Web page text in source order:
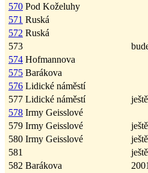
570 Pod Koželuhy
571 Ruská
572 Ruská
573
574 Hofmannova
575 Barákova
576 Lidické náměstí
577 Lidické náměstí
578 Irmy Geisslové
579 Irmy Geisslové
580 Irmy Geisslové
581
582 Barákova 2001